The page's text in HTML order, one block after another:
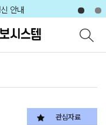
안내
시 모집 공고
관심자료